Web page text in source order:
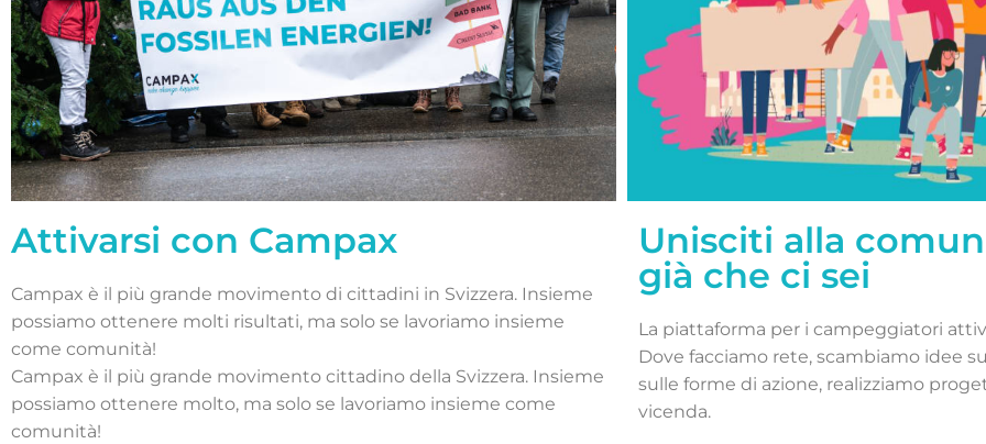
Attivarsi con Campax
Campax è il più grande movimento di cittadini in Svizzera. Insieme
possiamo ottenere molti risultati, ma solo se lavoriamo insieme
come comunità!
Campax è il più grande movimento cittadino della Svizzera. Insieme
possiamo ottenere molto, ma solo se lavoriamo insieme come
comunità!
Unisciti alla
già che ci sei
La piattaforma per i campeggiatori
Dove facciamo rete, scambiamo idee
sulle forme di azione, realizziamo
vicenda.